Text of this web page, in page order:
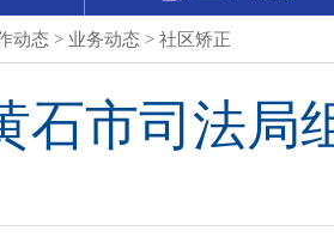
动态 > 业务动态 > 社区矫正
石市司法局